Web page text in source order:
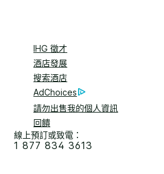
IHG 徵才
酒店發展
搜索酒店
AdChoices
請勿出售我的個人資訊
回饋
線上預訂或致電：
1 877 834 3613